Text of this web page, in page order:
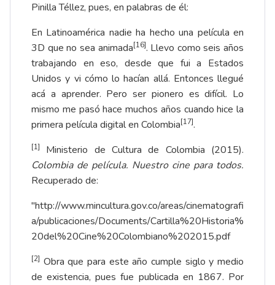
Pinilla Téllez, pues, en palabras de él:
En Latinoamérica nadie ha hecho una película en
3D que no sea animada[16]. Llevo como seis años
trabajando en eso, desde que fui a Estados
Unidos y vi cómo lo hacían allá. Entonces llegué
acá a aprender. Pero ser pionero es difícil. Lo
mismo me pasó hace muchos años cuando hice la
primera película digital en Colombia[17].
[1]
Ministerio de Cultura de Colombia (2015).
Colombia de película. Nuestro cine para todos.
Recuperado de:
"http://www.mincultura.gov.co/areas/cinematografi
a/publicaciones/Documents/Cartilla%20Historia%
20del%20Cine%20Colombiano%202015.pdf
[2] Obra que para este año cumple siglo y medio
de existencia, pues fue publicada en 1867. Por